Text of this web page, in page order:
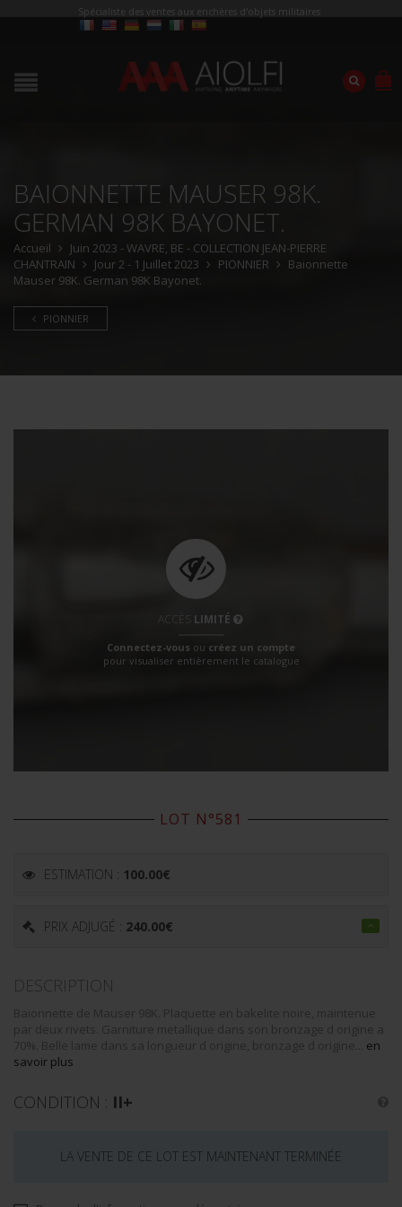
Spécialiste des ventes aux enchères d'objets militaires
BAIONNETTE MAUSER 98K.
GERMAN 98K BAYONET.
Accueil
Juin 2023 - WAVRE, BE - COLLECTION JEAN-PIERRE
CHANTRAIN
Jour 2 - 1 Juillet 2023 PIONNIER
Baionnette
Mauser 98K. German 98K Bayonet.
PIONNIER
ACCÈS LIMITÉ
Connectez-vous ou créez un compte
pour visualiser entièrement le catalogue
LOT N°581
ESTIMATION : 100.00€
PRIX ADJUGÉ : 240.00€
DESCRIPTION
Baionnette de Mauser 98K. Plaquette en bakelite noire, maintenue
par deux rivets. Garniture metallique dans son bronzage d origine a
70%. Belle lame dans sa longueur d origine, bronzage d origine... en
savoir plus
CONDITION : II+
LA VENTE DE CE LOT EST MAINTENANT TERMINÉE